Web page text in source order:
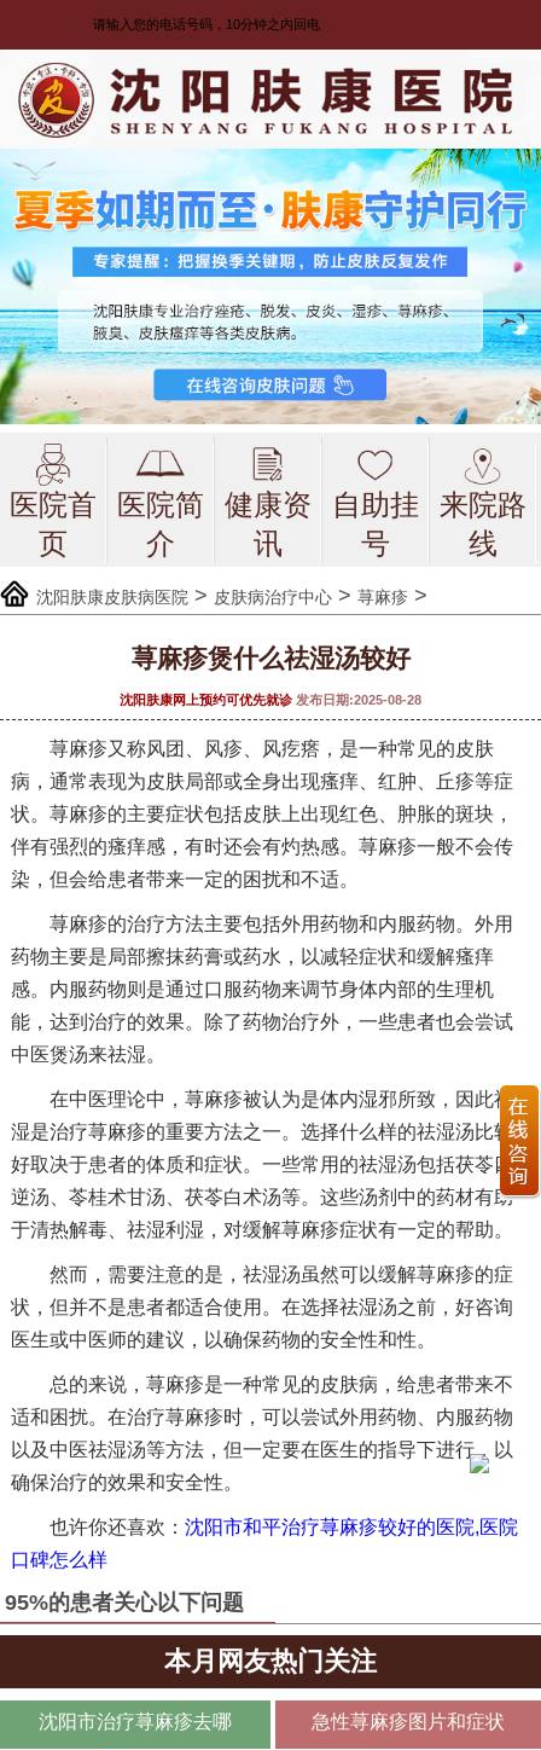
医院首
页
医院简
介
健康资
讯
自助挂
号
来院路
线
沈阳肤康皮肤病医院 > 皮肤病治疗中心 > 荨麻疹 >
荨麻疹煲什么祛湿汤较好
沈阳肤康网上预约可优先就诊 发布日期:2025-08-28
荨麻疹又称风团、风疹、风疙瘩，是一种常见的皮肤
病，通常表现为皮肤局部或全身出现瘙痒、红肿、丘疹等症
状。荨麻疹的主要症状包括皮肤上出现红色、肿胀的斑块，
伴有强烈的瘙痒感，有时还会有灼热感。荨麻疹一般不会传
染，但会给患者带来一定的困扰和不适。
荨麻疹的治疗方法主要包括外用药物和内服药物。外用
药物主要是局部擦抹药膏或药水，以减轻症状和缓解瘙痒
感。内服药物则是通过口服药物来调节身体内部的生理机
能，达到治疗的效果。除了药物治疗外，一些患者也会尝试
中医煲汤来祛湿。
在中医理论中，荨麻疹被认为是体内湿邪所致，因此祛
湿是治疗荨麻疹的重要方法之一。选择什么样的祛湿汤比较
好取决于患者的体质和症状。一些常用的祛湿汤包括茯苓四
逆汤、苓桂术甘汤、茯苓白术汤等。这些汤剂中的药材有助
于清热解毒、祛湿利湿，对缓解荨麻疹症状有一定的帮助。
然而，需要注意的是，祛湿汤虽然可以缓解荨麻疹的症
状，但并不是患者都适合使用。在选择祛湿汤之前，好咨询
医生或中医师的建议，以确保药物的安全性和性。
总的来说，荨麻疹是一种常见的皮肤病，给患者带来不
适和困扰。在治疗荨麻疹时，可以尝试外用药物、内服药物
以及中医祛湿汤等方法，但一定要在医生的指导下进行，以
确保治疗的效果和安全性。
也许你还喜欢： 沈阳市和平治疗荨麻疹较好的医院,医院
口碑怎么样
95%的患者关心以下问题
本月网友热门关注
沈阳市治疗荨麻疹去哪 急性荨麻疹图片和症状